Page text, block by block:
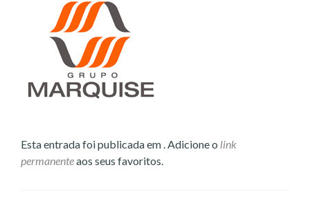
Esta entrada foi publicada em . Adicione o link
permanenteaos seus favoritos.